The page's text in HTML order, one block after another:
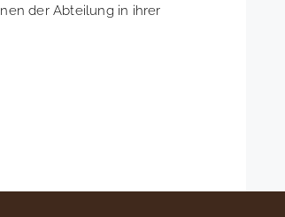
der Abteilung in ihrer